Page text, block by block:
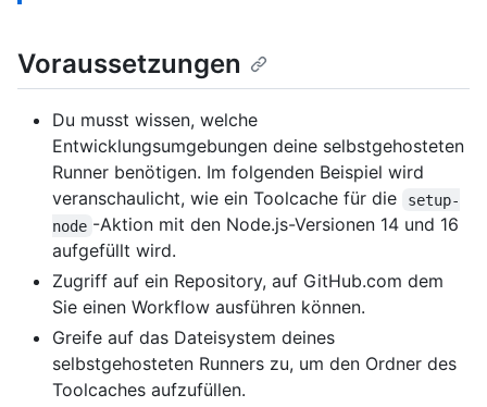
Voraussetzungen
Du musst wissen, welche
Entwicklungsumgebungen deine selbstgehosteten
Runner benötigen. Im folgenden Beispiel wird
veranschaulicht, wie ein Toolcache für die
setup-
node -Aktion mit den Node.js-Versionen 14 und 16
aufgefüllt wird.
Zugriff auf ein Repository, auf GitHub.com dem
Sie einen Workflow ausführen können.
Greife auf das Dateisystem deines
selbstgehosteten Runners zu, um den Ordner des
Toolcaches aufzufüllen.